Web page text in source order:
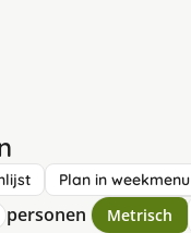
Plan in weekmenu
personen Metrisch